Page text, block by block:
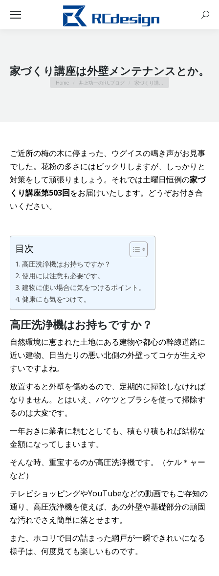
家づくり講座は外壁メンテナンスとか。
You are here:
Home 井上功一のRCブログ 家づくり講…
ご近所の梅の木に停まった、ウグイスの鳴き声がお見事
でした。花粉の多さにはビックリしますが、しっかりと
対策をして頑張りましょう。それでは土曜日恒例の家づ
くり講座第503回をお届けいたします。どうぞお付き合
いください。
目次
高圧洗浄機はお持ちですか？
使用には注意も必要です。
建物に使い場合に気をつけるポイント。
健康にも気をつけて。
高圧洗浄機はお持ちですか？
自然環境に恵まれた土地にある建物や都心の幹線道路に
近い建物、日当たりの悪い北側の外壁ってコケが生えや
すいですよね。
放置すると外壁を傷めるので、定期的に掃除しなければ
なりません。とはいえ、バケツとブラシを使って掃除す
るのは大変です。
一年おきに業者に頼むとしても、積もり積もれば結構な
金額になってしまいます。
そんな時、重宝するのが高圧洗浄機です。（ケル＊ャー
など）
テレビショッピングやYouTubeなどの動画でもご存知の
通り、高圧洗浄機を使えば、あの外壁や基礎部分の頑固
な汚れでさえ簡単に落とせます。
また、ホコリで目の詰まった網戸が一瞬できれいになる
様子は、何度見ても楽しいものです。